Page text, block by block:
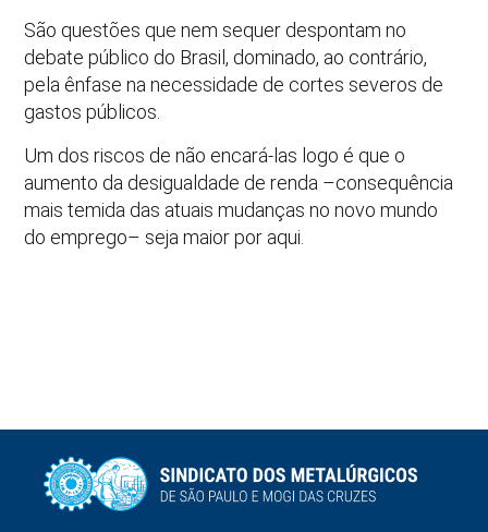
São questões que nem sequer despontam no
debate público do Brasil, dominado, ao contrário,
pela ênfase na necessidade de cortes severos de
gastos públicos.
Um dos riscos de não encará-las logo é que o
aumento da desigualdade de renda –consequência
mais temida das atuais mudanças no novo mundo
do emprego– seja maior por aqui.